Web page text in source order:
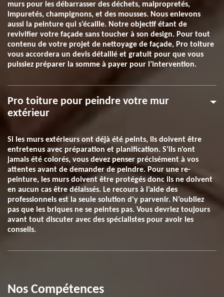
murs pour les débarrasser des déchets, malpropretés,
impuretés, champignons, et des mousses. Nous enlevons
aussi la peinture qui s’écaille. Notre objectif étant de
revivifier votre façade sans toucher à son design. Pour tout
contenu de votre projet de nettoyage de façade, Pro toiture
vous accordera un devis détaillé et gratuit pour que vous
puissiez préparer la somme à payer pour l’intervention.
Pro toiture pour peindre votre mur
extérieur
Si les murs extérieurs ont déjà été peints, ils doivent être
entretenus avec préparation et planification. S’ils n'ont
jamais été colorés, vous devez penser précisément à vos
attentes avant de demander de peindre. Pour une re-
peinture, les murs doivent être protégés donc ils ne doivent
en aucun cas être délaissés. Le recours à l’aide des
professionnels est la seule solution d'y parvenir. N’oubliez
pas que les briques ne se peintes pas. Vous devriez toujours
avant tout discuter avec des spécialistes pour avoir les
conseils.
Nos Compétences